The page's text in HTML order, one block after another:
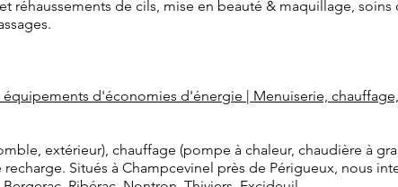
réhaussements de cils, mise en beauté & maquillage, soins
équipements d'économies d'énergie | Menuiserie,
extérieur), chauffage (pompe à chaleur, chaudière à
Situés à Champcevinel près de Périgueux, nous